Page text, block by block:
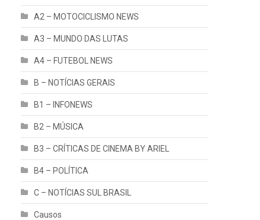
A2 – MOTOCICLISMO NEWS
A3 – MUNDO DAS LUTAS
A4 – FUTEBOL NEWS
B – NOTÍCIAS GERAIS
B1 – INFONEWS
B2 – MÚSICA
B3 – CRÍTICAS DE CINEMA BY ARIEL
B4 – POLÍTICA
C – NOTÍCIAS SUL BRASIL
Causos